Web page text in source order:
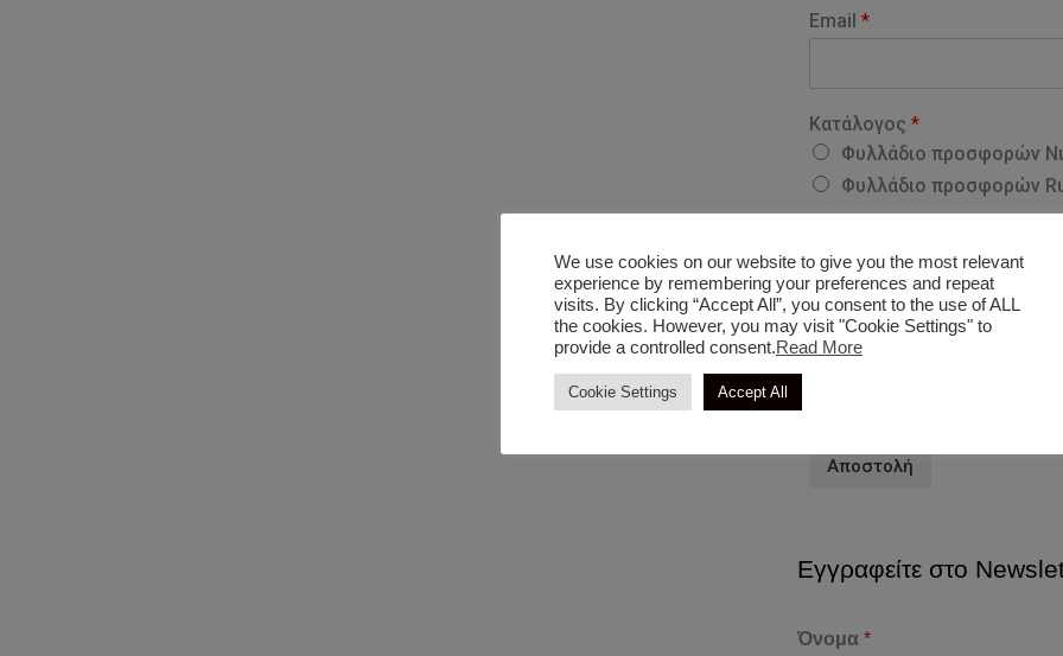
i
rEmail *
Κατάλογος *
Φυλλάδιο προσφορών
Φυλλάδιο προσφορών
Συμπληρώστε το όνομα και τον
Αποστολή
Εγγραφείτε στο
Όνομα *
We use cookies on our website to give you the most relevant
experience by remembering your preferences and repeat
visits. By clicking “Accept All”, you consent to the use of ALL
the cookies. However, you may visit "Cookie Settings" to
provide a controlled consent.Read More
Cookie Settings Accept All